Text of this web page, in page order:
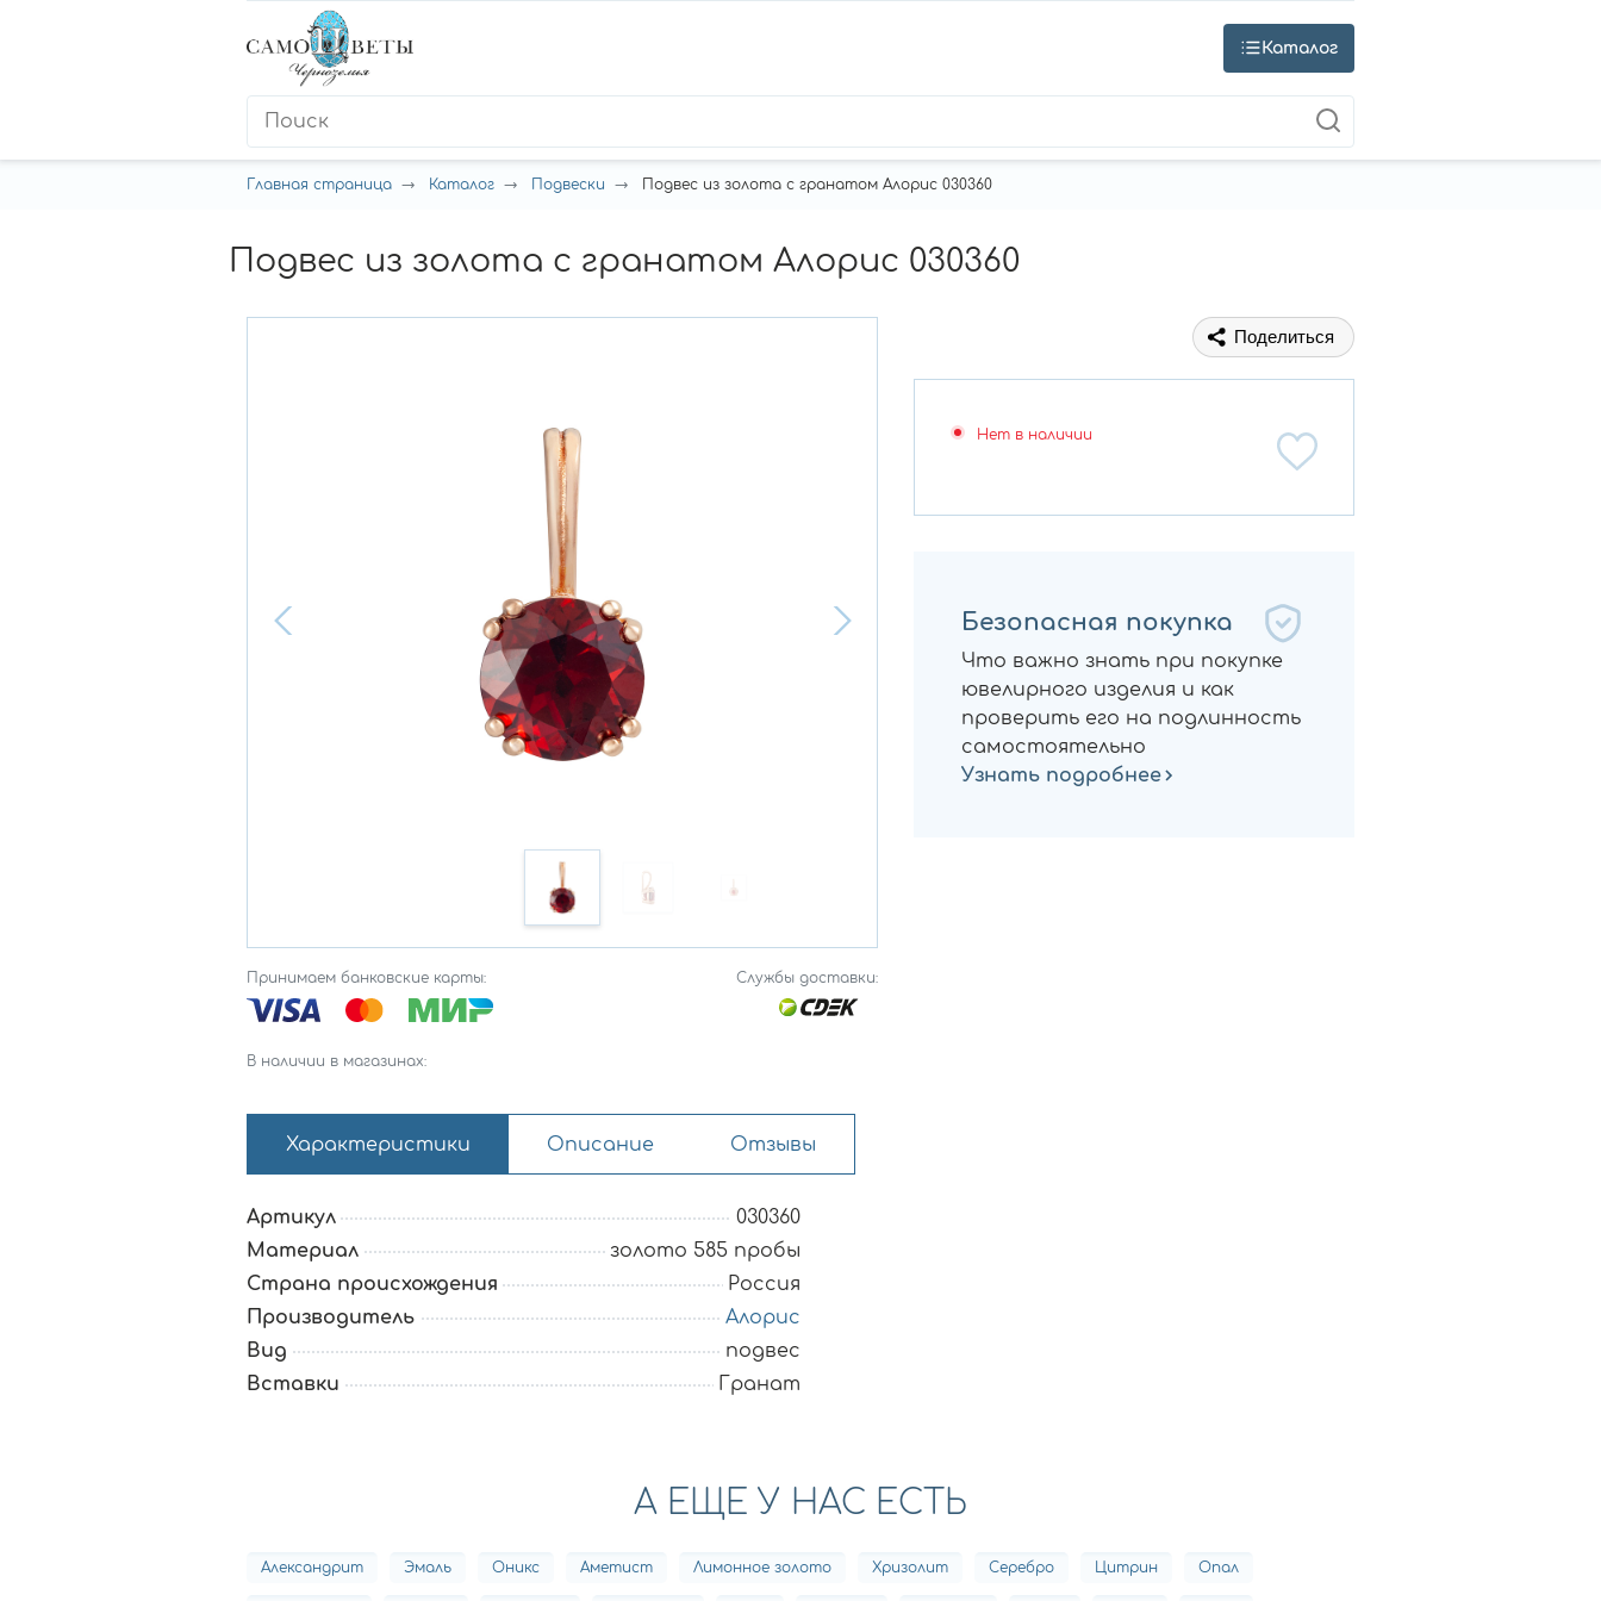
Каталог
Главная страница Каталог Подвески Подвес из золота с гранатом Алорис 030360
Подвес из золота с гранатом Алорис 030360
Принимаем банковские карты: Службы доставки:
В наличии в магазинах:
Поделиться
Нет в наличии
Безопасная покупка
Что важно знать при покупке
ювелирного изделия и как
проверить его на подлинность
самостоятельно
Узнать подробнее
Характеристики Описание Отзывы
Артикул
030360
Материал
золото 585 пробы
Страна происхождения
Россия
Производитель
Алорис
Вид
подвес
Вставки
Гранат
А ЕЩЕ У НАС ЕСТЬ
Александрит Эмаль Оникс Аметист Лимонное золото Хризолит Серебро Цитрин Опал